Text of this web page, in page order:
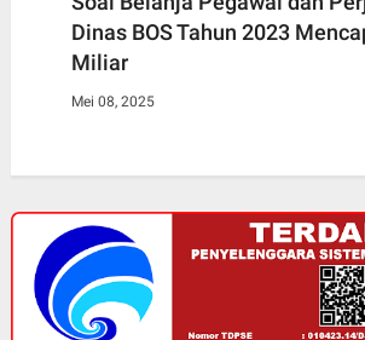
Dinas BOS Tahun 2023
Miliar
Mei 08, 2025